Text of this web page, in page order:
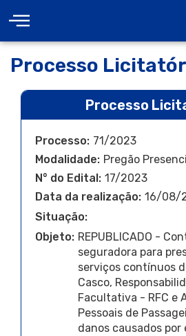
Processo
Processo
Processo: 71/2023
Modalidade: Pregão
N° do Edital: 17/2023
Data da realização: 16/08/
Situação:
Objeto: REPUBLICADO -
seguradora para
serviços contínuos
Casco,
Facultativa - RFC e
Pessoais de
danos causados por